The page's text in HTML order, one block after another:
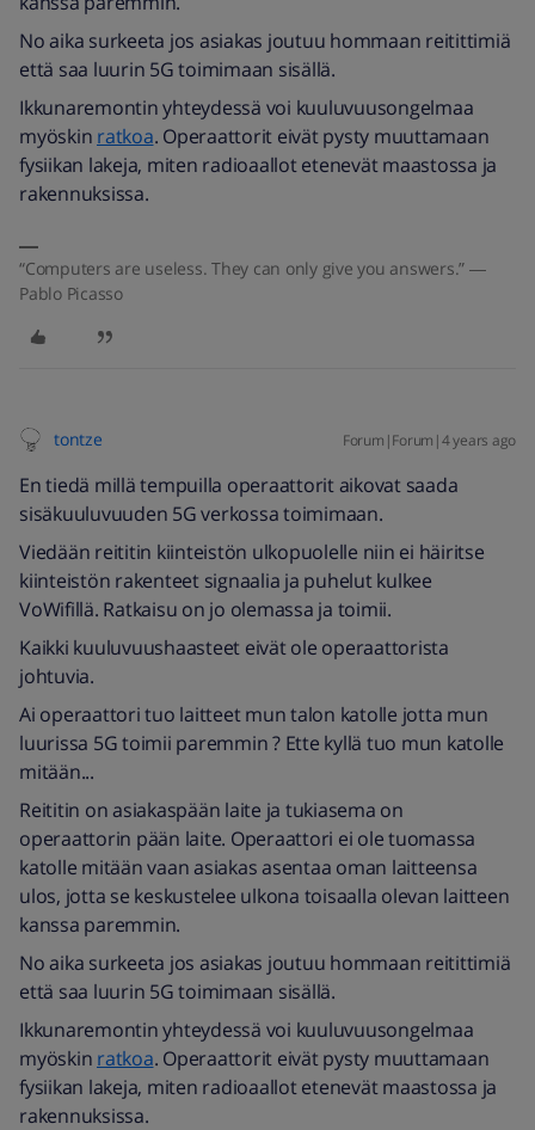
No aika surkeeta jos asiakas joutuu hommaan reitittimiä
että saa luurin 5G toimimaan sisällä.
Ikkunaremontin yhteydessä voi kuuluvuusongelmaa
myöskin ratkoa. Operaattorit eivät pysty muuttamaan
fysiikan lakeja, miten radioaallot etenevät maastossa ja
rakennuksissa.
“Computers are useless. They can only give you answers.” ―
Pablo Picasso
tontze Forum|Forum|4 years ago
En tiedä millä tempuilla operaattorit aikovat saada
sisäkuuluvuuden 5G verkossa toimimaan.
Viedään reititin kiinteistön ulkopuolelle niin ei häiritse
kiinteistön rakenteet signaalia ja puhelut kulkee
VoWifillä. Ratkaisu on jo olemassa ja toimii.
Kaikki kuuluvuushaasteet eivät ole operaattorista
johtuvia.
Ai operaattori tuo laitteet mun talon katolle jotta mun
luurissa 5G toimii paremmin ? Ette kyllä tuo mun katolle
mitään...
Reititin on asiakaspään laite ja tukiasema on
operaattorin pään laite. Operaattori ei ole tuomassa
katolle mitään vaan asiakas asentaa oman laitteensa
ulos, jotta se keskustelee ulkona toisaalla olevan laitteen
kanssa paremmin.
No aika surkeeta jos asiakas joutuu hommaan reitittimiä
että saa luurin 5G toimimaan sisällä.
Ikkunaremontin yhteydessä voi kuuluvuusongelmaa
myöskin ratkoa. Operaattorit eivät pysty muuttamaan
fysiikan lakeja, miten radioaallot etenevät maastossa ja
rakennuksissa.